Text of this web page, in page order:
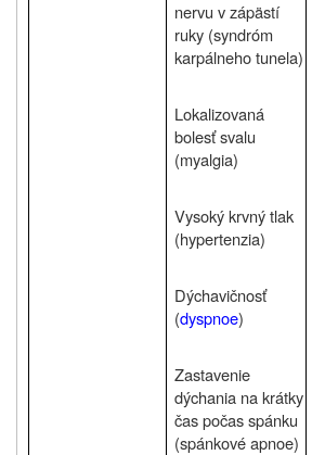
nervu v zápästí
ruky (syndróm
karpálneho tunela)
Lokalizovaná
bolesť svalu
(myalgia)
Vysoký krvný tlak
(hypertenzia)
Dýchavičnosť
(dyspnoe)
Zastavenie
dýchania na krátky
čas počas spánku
(spánkové apnoe)